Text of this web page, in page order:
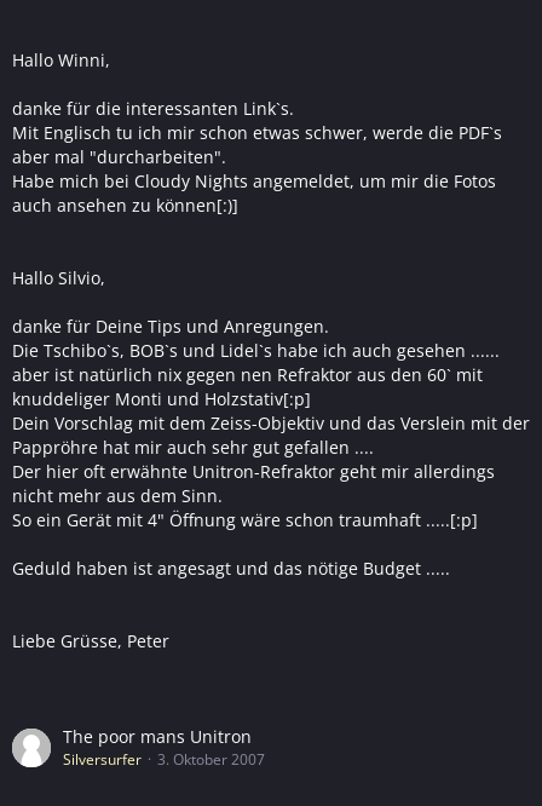
Hallo Winni,
danke für die interessanten Link`s.
Mit Englisch tu ich mir schon etwas schwer, werde die PDF`s
aber mal "durcharbeiten".
Habe mich bei Cloudy Nights angemeldet, um mir die Fotos
auch ansehen zu können[:)]
Hallo Silvio,
danke für Deine Tips und Anregungen.
Die Tschibo`s, BOB`s und Lidel`s habe ich auch gesehen ......
aber ist natürlich nix gegen nen Refraktor aus den 60` mit
knuddeliger Monti und Holzstativ[:p]
Dein Vorschlag mit dem Zeiss-Objektiv und das Verslein mit der
Pappröhre hat mir auch sehr gut gefallen ....
Der hier oft erwähnte Unitron-Refraktor geht mir allerdings
nicht mehr aus dem Sinn.
So ein Gerät mit 4" Öffnung wäre schon traumhaft .....[:p]
Geduld haben ist angesagt und das nötige Budget .....
Liebe Grüsse, Peter
The poor mans Unitron
Silversurfer 3. Oktober 2007